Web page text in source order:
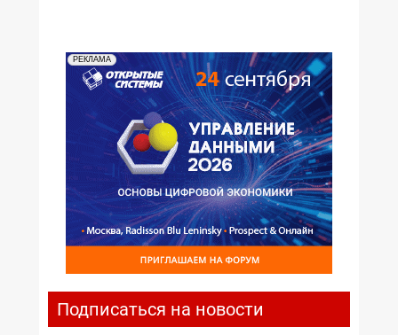
РЕКЛАМА
Подписаться на новости